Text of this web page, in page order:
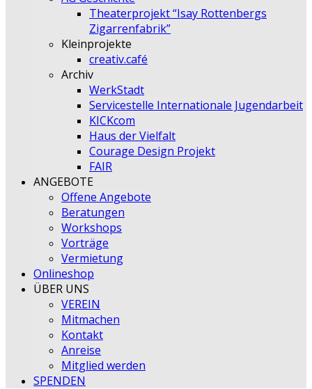
Theaterprojekt “Isay Rottenbergs
Zigarrenfabrik”
Kleinprojekte
creativ.café
Archiv
WerkStadt
Servicestelle Internationale Jugendarbeit
KICKcom
Haus der Vielfalt
Courage Design Projekt
FAIR
ANGEBOTE
Offene Angebote
Beratungen
Workshops
Vorträge
Vermietung
Onlineshop
ÜBER UNS
VEREIN
Mitmachen
Kontakt
Anreise
Mitglied werden
SPENDEN